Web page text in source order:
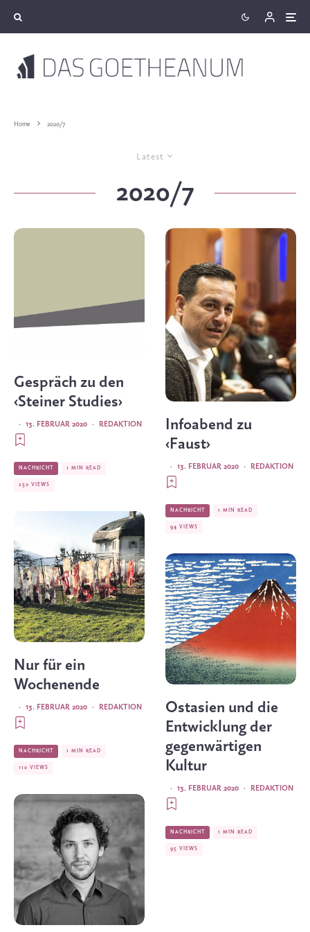
Home 2020/7
Latest
2020/7
Gespräch zu den
‹Steiner Studies›
REDAKTION
·
13. FEBRUAR 2020
·
NACHRICHT 1 MIN READ
250 VIEWS
Nur für ein
Wochenende
REDAKTION
·
13. FEBRUAR 2020
·
NACHRICHT 1 MIN READ
110 VIEWS
Infoabend zu
‹Faust›
REDAKTION
·
13. FEBRUAR 2020
·
NACHRICHT 1 MIN READ
94 VIEWS
Ostasien und die
Entwicklung der
gegenwärtigen
Kultur
REDAKTION
·
13. FEBRUAR 2020
·
NACHRICHT 1 MIN READ
95 VIEWS